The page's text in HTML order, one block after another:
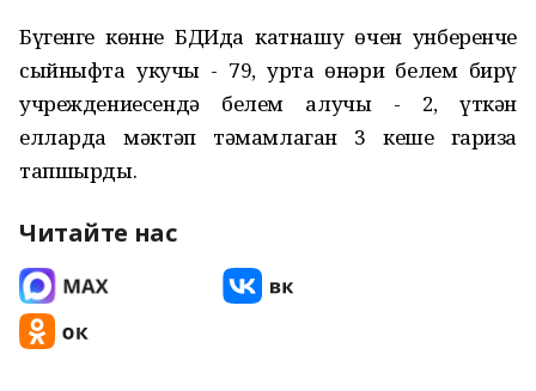
Бүгенге көнне БДИда катнашу өчен унберенче
сыйныфта укучы - 79, урта һөнәри белем бирү
учреждениесендә белем алучы - 2, үткән
елларда мәктәп тәмамлаган 3 кеше гариза
тапшырды.
Читайте нас